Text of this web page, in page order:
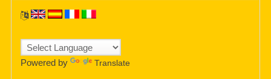
Powered by Translate